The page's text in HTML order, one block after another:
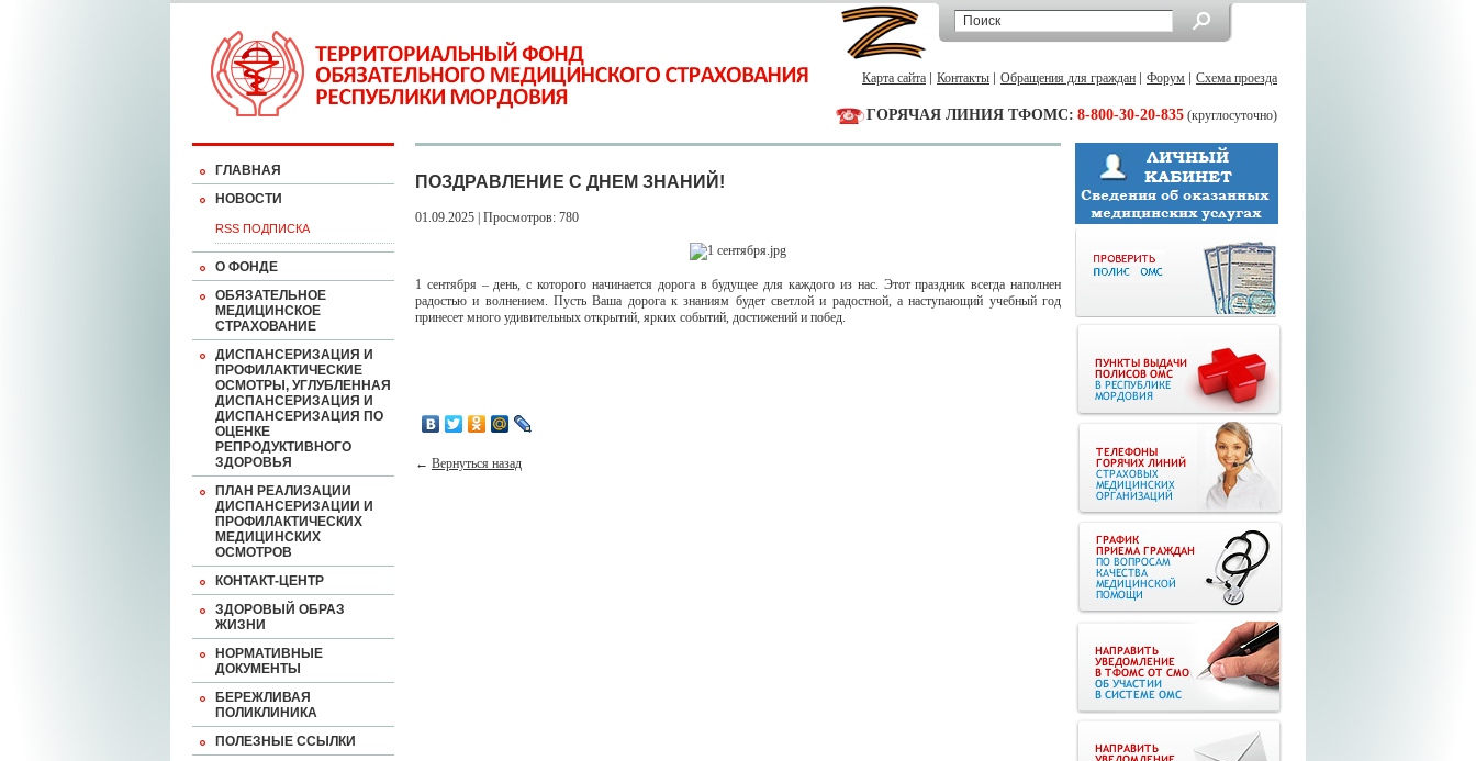
Карта сайта Контакты Обращения для граждан Форум Схема проезда
ГОРЯЧАЯ ЛИНИЯ ТФОМС: 8-800-30-20-835 (круглосуточно)
ГЛАВНАЯ
НОВОСТИ
RSS ПОДПИСКА
О ФОНДЕ
ОБЯЗАТЕЛЬНОЕ
МЕДИЦИНСКОЕ
СТРАХОВАНИЕ
ДИСПАНСЕРИЗАЦИЯ И
ПРОФИЛАКТИЧЕСКИЕ
ОСМОТРЫ, УГЛУБЛЕННАЯ
ДИСПАНСЕРИЗАЦИЯ И
ДИСПАНСЕРИЗАЦИЯ ПО
ОЦЕНКЕ
РЕПРОДУКТИВНОГО
ЗДОРОВЬЯ
ПЛАН РЕАЛИЗАЦИИ
ДИСПАНСЕРИЗАЦИИ И
ПРОФИЛАКТИЧЕСКИХ
МЕДИЦИНСКИХ
ОСМОТРОВ
КОНТАКТ-ЦЕНТР
ЗДОРОВЫЙ ОБРАЗ
ЖИЗНИ
НОРМАТИВНЫЕ
ДОКУМЕНТЫ
БЕРЕЖЛИВАЯ
ПОЛИКЛИНИКА
ПОЛЕЗНЫЕ ССЫЛКИ
ПОЗДРАВЛЕНИЕ С ДНЕМ ЗНАНИЙ!
01.09.2025 | Просмотров: 780
1 сентября – день, с которого начинается дорога в будущее для каждого из нас. Этот праздник всегда наполнен
радостью и волнением. Пусть Ваша дорога к знаниям будет светлой и радостной, а наступающий учебный год
принесет много удивительных открытий, ярких событий, достижений и побед.
← Вернуться назад